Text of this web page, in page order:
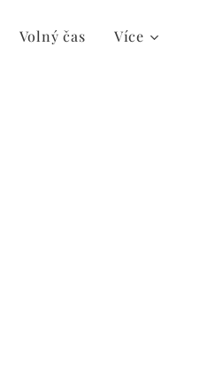
Volný čas Více